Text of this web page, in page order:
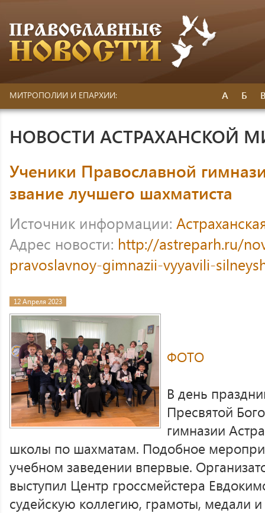
МИТРОПОЛИИ И ЕПАРХИИ: А Б
НОВОСТИ АСТРАХАНСКОЙ
Ученики Православной
звание лучшего шахматиста
Источник информации:
Адрес новости: http://astreparh.ru/
pravoslavnoy-gimnazii-vyyavili-
12 Апреля 2023
ФОТО
В день
Пресвятой
гимназии
школы по шахматам. Подобное
учебном заведении впервые.
выступил Центр гроссмейстера
судейскую коллегию, грамоты, медали